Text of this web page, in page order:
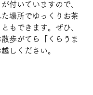
付いていますので、
場所でゆっくりお茶
もできます。ぜひ、
歩がてら「くらうま
越しください。